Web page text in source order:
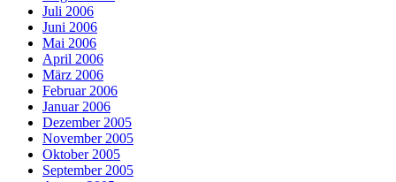
Juli 2006
Juni 2006
Mai 2006
April 2006
März 2006
Februar 2006
Januar 2006
Dezember 2005
November 2005
Oktober 2005
September 2005